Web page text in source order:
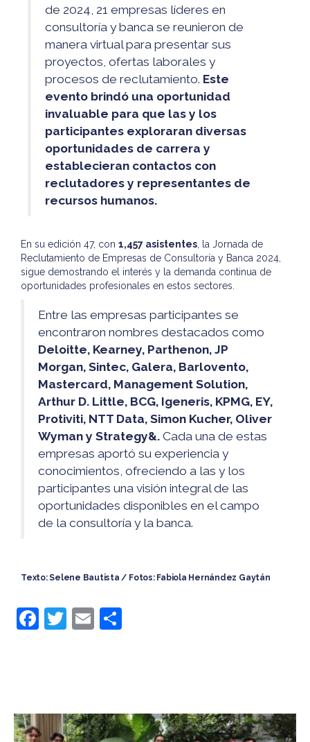
de 2024, 21 empresas líderes en
consultoría y banca se reunieron de
manera virtual para presentar sus
proyectos, ofertas laborales y
procesos de reclutamiento. Este
evento brindó una oportunidad
invaluable para que las y los
participantes exploraran diversas
oportunidades de carrera y
establecieran contactos con
reclutadores y representantes de
recursos humanos.
En su edición 47, con 1,457 asistentes , la Jornada de
Reclutamiento de Empresas de Consultoría y Banca 2024,
sigue demostrando el interés y la demanda continua de
oportunidades profesionales en estos sectores.
Entre las empresas participantes se
encontraron nombres destacados como
Deloitte, Kearney, Parthenon, JP
Morgan, Sintec, Galera, Barlovento,
Mastercard, Management Solution,
Arthur D. Little, BCG, Igeneris, KPMG, EY,
Protiviti, NTT Data, Simon Kucher, Oliver
Wyman y Strategy&. Cada una de estas
empresas aportó su experiencia y
conocimientos, ofreciendo a las y los
participantes una visión integral de las
oportunidades disponibles en el campo
de la consultoría y la banca.
Texto: Selene Bautista / Fotos: Fabiola Hernández Gaytán
F
b
o
T
E
ar
tir